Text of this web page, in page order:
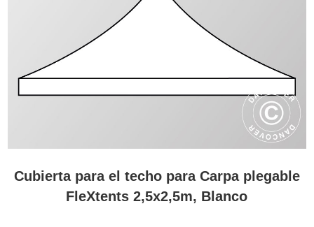
Cubierta para el techo para Carpa plegable
FleXtents 2,5x2,5m, Blanco